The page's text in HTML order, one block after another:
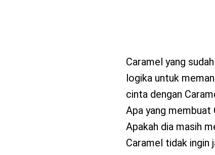
Caramel yang
logika untuk
cinta dengan
Apa yang membuat
Apakah dia masih
Caramel tidak ingin